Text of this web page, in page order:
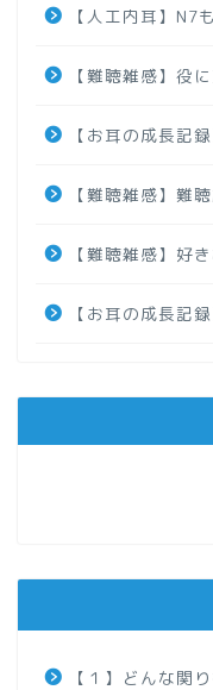
【人工内耳】N7
【難聴雑感】役
【お耳の成長記
【難聴雑感】難
【難聴雑感】好
【お耳の成長記
【１】どんな関